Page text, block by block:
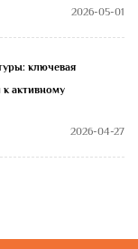
2026-05-01
ключевая
активному
2026-04-27